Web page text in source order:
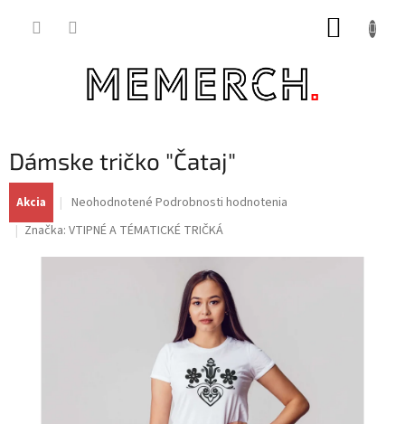
Dámske tričko "Čataj"
Akcia
Priemerné
produktu
je
Neohodnotené Podrobnosti hodnotenia
Značka: VTIPNÉ A TÉMATICKÉ TRIČKÁ